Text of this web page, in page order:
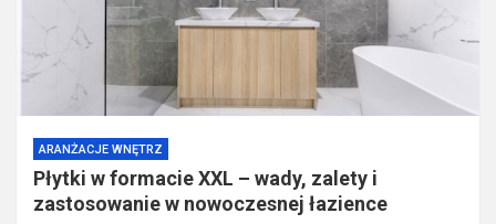
ARANŻACJE WNĘTRZ
Płytki w formacie XXL – wady, zalety i
zastosowanie w nowoczesnej łazience